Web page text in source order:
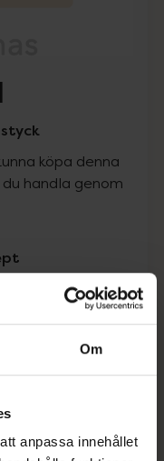
Om
anpassa innehållet
köpa denna
handla genom